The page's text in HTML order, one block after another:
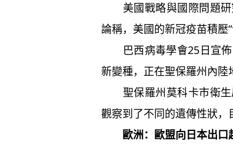
美國戰略與國際問題研
論稱，美國的新冠疫苗積壓“
巴西病毒學會25日宣佈
新變種，正在聖保羅州內陸
聖保羅州莫科卡市衛生
觀察到了不同的遺傳性狀，
歐洲：歐盟向日本出口